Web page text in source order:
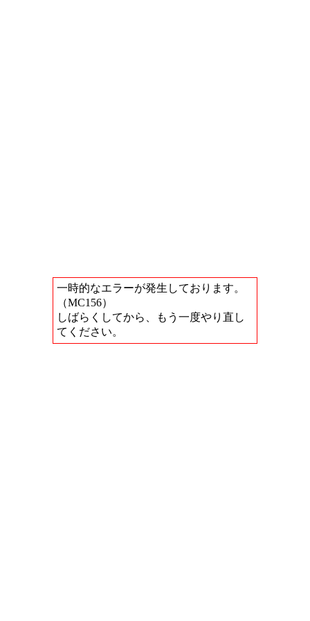
一時的なエラーが発生しております。
（MC156）
しばらくしてから、もう一度やり直し
てください。